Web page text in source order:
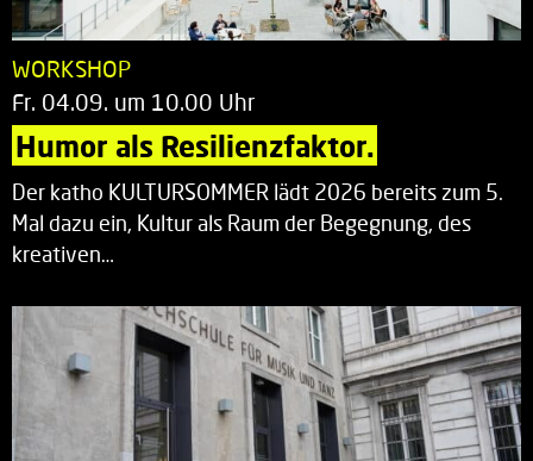
WORKSHOP
Fr. 04.09. um 10.00 Uhr
Humor als Resilienzfaktor.
Der katho KULTURSOMMER lädt 2026 bereits zum 5.
Mal dazu ein, Kultur als Raum der Begegnung, des
kreativen…